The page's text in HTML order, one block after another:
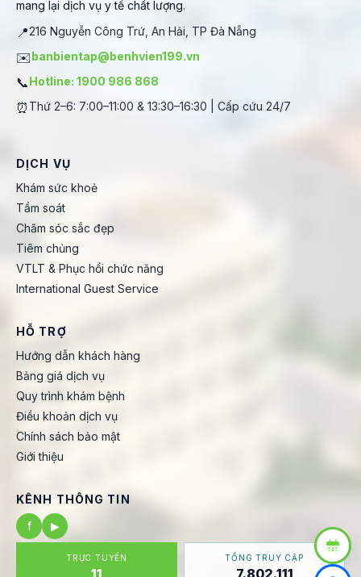
mang lại dịch vụ y tế chất lượng.
📍216 Nguyễn Công Trứ, An Hải, TP Đà Nẵng
✉️banbientap@benhvien199.vn
📞Hotline: 1900 986 868
⏰ Thứ 2–6: 7:00–11:00 & 13:30–16:30 | Cấp cứu 24/7
DỊCH VỤ
Khám sức khoẻ
Tầm soát
Chăm sóc sắc đẹp
Tiêm chủng
VTLT & Phục hồi chức năng
International Guest Service
HỖ TRỢ
Hướng dẫn khách hàng
Bảng giá dịch vụ
Quy trình khám bệnh
Điều khoản dịch vụ
Chính sách bảo mật
Giới thiệu
KÊNH THÔNG TIN
f
▶
TRỰC TUYẾN
11
TỔNG TRUY CẬP
7.802.111